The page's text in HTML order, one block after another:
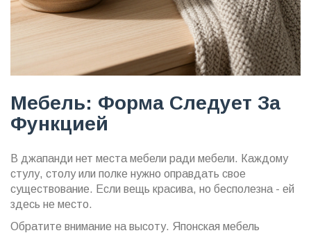
Мебель: Форма Следует За
Функцией
В джапанди нет места мебели ради мебели. Каждому
стулу, столу или полке нужно оправдать свое
существование. Если вещь красива, но бесполезна - ей
здесь не место.
Обратите внимание на высоту. Японская мебель